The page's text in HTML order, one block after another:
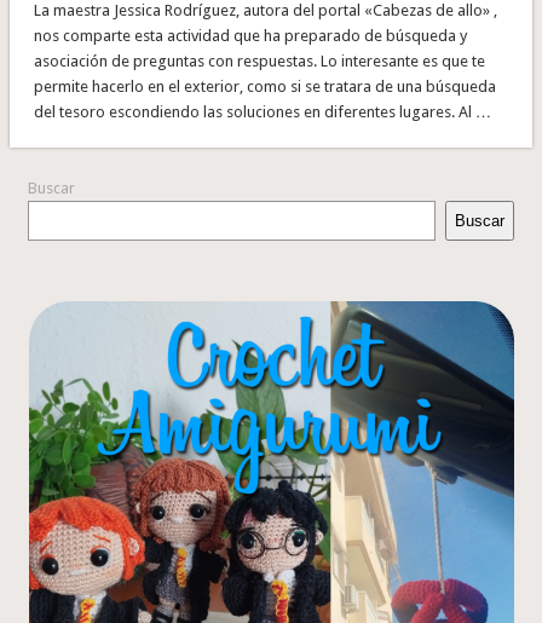
La maestra Jessica Rodríguez, autora del portal «Cabezas de allo» ,
nos comparte esta actividad que ha preparado de búsqueda y
asociación de preguntas con respuestas. Lo interesante es que te
permite hacerlo en el exterior, como si se tratara de una búsqueda
del tesoro escondiendo las soluciones en diferentes lugares. Al …
Buscar
Buscar